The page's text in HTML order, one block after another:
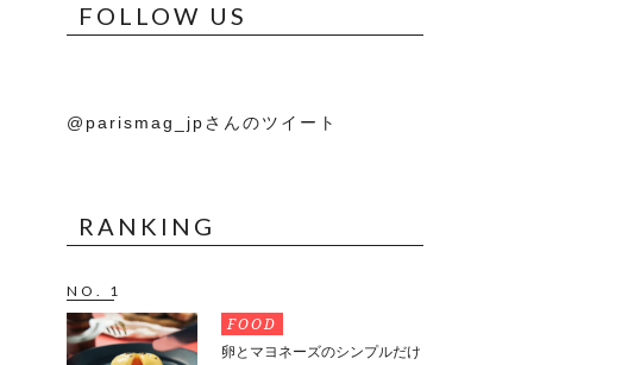
FOLLOW US
@parismag_jpさんのツイート
RANKING
NO. 1
FOOD
卵とマヨネーズのシンプルだけ